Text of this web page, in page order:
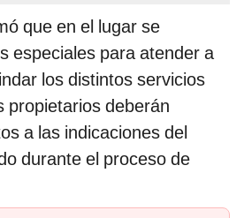
que en el lugar se
especiales para atender a
los distintos servicios
propietarios deberán
a las indicaciones del
durante el proceso de